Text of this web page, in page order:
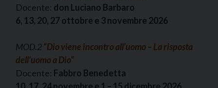
Docente: don Luciano Barbaro
6, 13, 20, 27 ottobre e 3 novembre 2026
MOD.2 “Dio viene incontro all’uomo – La risposta
dell’uomo a Dio”
Docente: Fabbro Benedetta